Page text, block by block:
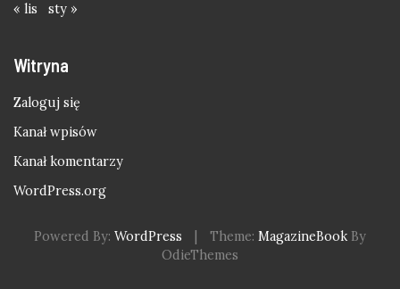
« lis sty »
Witryna
Zaloguj się
Kanał wpisów
Kanał komentarzy
WordPress.org
Powered By: WordPress Theme: MagazineBook By
OdieThemes